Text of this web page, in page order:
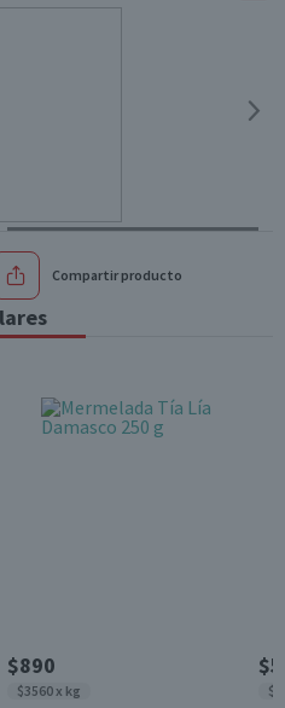
Compartir producto
$890
$3560 x kg